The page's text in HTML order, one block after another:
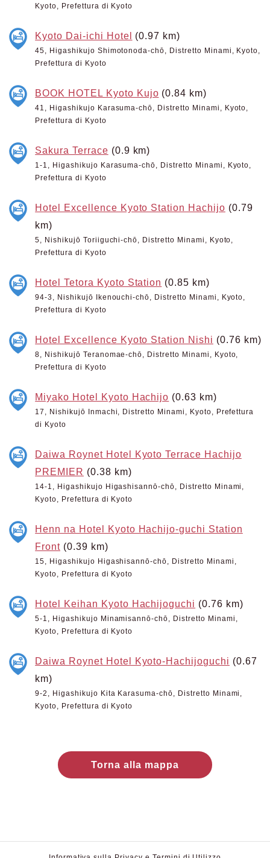
Kyoto, Prefettura di Kyoto
Kyoto Dai-ichi Hotel (0.97 km)
45, Higashikujo Shimotonoda-chō, Distretto Minami, Kyoto,
Prefettura di Kyoto
BOOK HOTEL Kyoto Kujo (0.84 km)
41, Higashikujo Karasuma-chō, Distretto Minami, Kyoto,
Prefettura di Kyoto
Sakura Terrace (0.9 km)
1-1, Higashikujo Karasuma-chō, Distretto Minami, Kyoto,
Prefettura di Kyoto
Hotel Excellence Kyoto Station Hachijo (0.79
km)
5, Nishikujō Toriiguchi-chō, Distretto Minami, Kyoto,
Prefettura di Kyoto
Hotel Tetora Kyoto Station (0.85 km)
94-3, Nishikujō Ikenouchi-chō, Distretto Minami, Kyoto,
Prefettura di Kyoto
Hotel Excellence Kyoto Station Nishi (0.76 km)
8, Nishikujō Teranomae-chō, Distretto Minami, Kyoto,
Prefettura di Kyoto
Miyako Hotel Kyoto Hachijo (0.63 km)
17, Nishikujō Inmachi, Distretto Minami, Kyoto, Prefettura
di Kyoto
Daiwa Roynet Hotel Kyoto Terrace Hachijo
PREMIER (0.38 km)
14-1, Higashikujo Higashisannō-chō, Distretto Minami,
Kyoto, Prefettura di Kyoto
Henn na Hotel Kyoto Hachijo-guchi Station
Front (0.39 km)
15, Higashikujo Higashisannō-chō, Distretto Minami,
Kyoto, Prefettura di Kyoto
Hotel Keihan Kyoto Hachijoguchi (0.76 km)
5-1, Higashikujo Minamisannō-chō, Distretto Minami,
Kyoto, Prefettura di Kyoto
Daiwa Roynet Hotel Kyoto-Hachijoguchi (0.67
km)
9-2, Higashikujo Kita Karasuma-chō, Distretto Minami,
Kyoto, Prefettura di Kyoto
Torna alla mappa